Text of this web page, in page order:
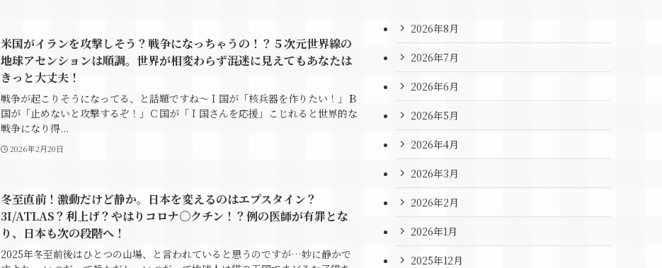
米国がイランを攻撃しそう？戦争になっちゃうの！？５次元世界線の
地球アセンションは順調。世界が相変わらず混迷に見えてもあなたは
きっと大丈夫！
戦争が起こりそうになってる、と話題ですね～Ｉ国が「核兵器を作りたい！」Ｂ
国が「止めないと攻撃するぞ！」Ｃ国が「Ｉ国さんを応援」こじれると世界的な
戦争になり得...
2026年2月20日
冬至直前！激動だけど静か。日本を変えるのはエプスタイン？
3I/ATLAS？利上げ？やはりコロナ〇クチン！？例の医師が有罪とな
り、日本も次の段階へ！
2025年冬至前後はひとつの山場、と言われていると思うのですが…妙に静かで
2026年8月
2026年7月
2026年6月
2026年5月
2026年4月
2026年3月
2026年2月
2026年1月
2025年12月